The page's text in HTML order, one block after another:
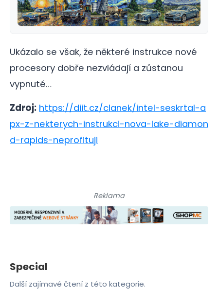
Ukázalo se však, že některé instrukce nové
procesory dobře nezvládají a zůstanou
vypnuté…
Zdroj: https://diit.cz/clanek/intel-seskrtal-a
px-z-nekterych-instrukci-nova-lake-diamon
d-rapids-neprofituji
Reklama
Special
Další zajímavé čtení z této kategorie.